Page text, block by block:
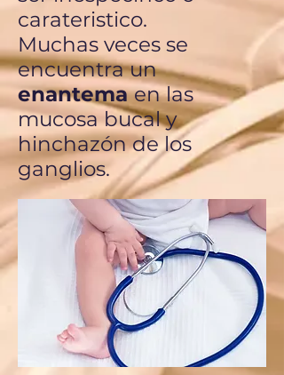
carateristico.
Muchas veces se
encuentra un
enantemaen las
mucosa bucal y
hinchazón de los
ganglios.